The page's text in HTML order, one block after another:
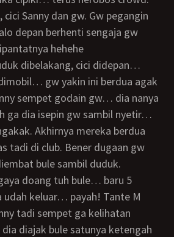
Sanny dan gw. Gw pegangin
depan berhenti sengaja gw
hehehe
gw yakin ini berdua agak
sempet godain gw… dia nanya
ga dia isepin gw sambil nyetir…
Akhirnya mereka berdua
tadi di club. Bener dugaan gw
bule sambil duduk.
udah keluar… payah! Tante M
tadi sempet ga kelihatan
diajak bule satunya ketengah